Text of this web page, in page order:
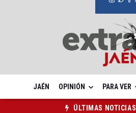
JAÉN OPINIÓN PARA VER
ÚLTIMAS NOTICIAS